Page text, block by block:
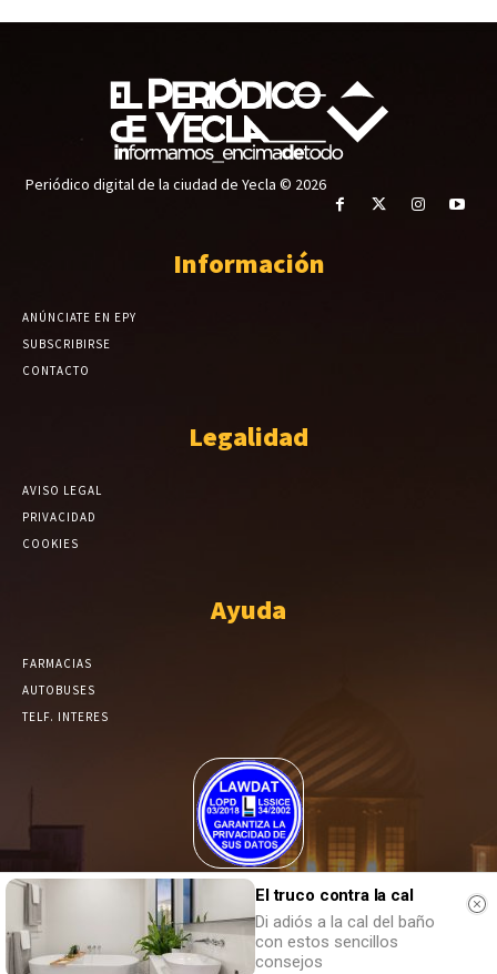
Periódico digital de la ciudad de Yecla © 2026
Información
ANÚNCIATE EN EPY
SUBSCRIBIRSE
CONTACTO
Legalidad
AVISO LEGAL
PRIVACIDAD
COOKIES
Ayuda
FARMACIAS
AUTOBUSES
TELF. INTERES
El Periódico de Yecla alcanza un grado más de compromiso en el
tratamiento de sus datos.El truco contra la cal
Di adiós a la cal del baño
con estos sencillos
consejos